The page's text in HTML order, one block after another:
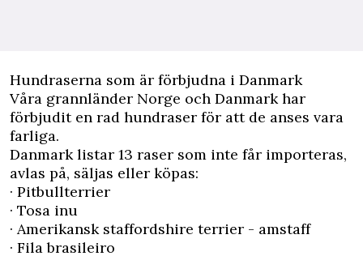
Hundraserna som är förbjudna i Danmark
Våra grannländer Norge och Danmark har
förbjudit en rad hundraser för att de anses vara
farliga.
Danmark listar 13 raser som inte får importeras,
avlas på, säljas eller köpas:
· Pitbullterrier
· Tosa inu
· Amerikansk staffordshire terrier - amstaff
· Fila brasileiro